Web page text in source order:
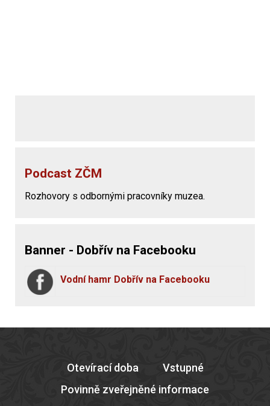
Podcast ZČM
Rozhovory s odbornými pracovníky muzea.
Banner - Dobřív na Facebooku
Vodní hamr Dobřív na Facebooku
Otevírací doba
Vstupné
Povinně zveřejněné informace